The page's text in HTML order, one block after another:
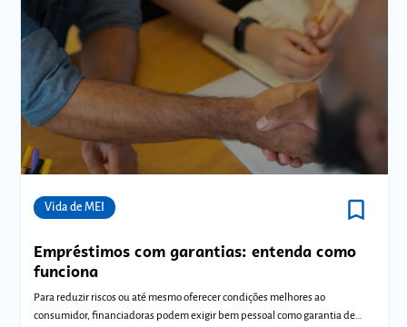
Vida de MEI bookmark_border
Empréstimos com garantias: entenda como
funciona
Para reduzir riscos ou até mesmo oferecer condições melhores ao
consumidor, financiadoras podem exigir bem pessoal como garantia de